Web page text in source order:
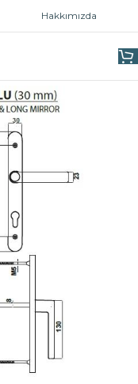
Hakkımızda